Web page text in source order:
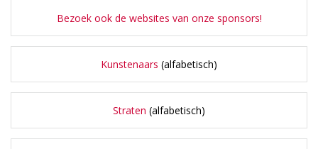
Bezoek ook de websites van onze sponsors!
Kunstenaars (alfabetisch)
Straten (alfabetisch)